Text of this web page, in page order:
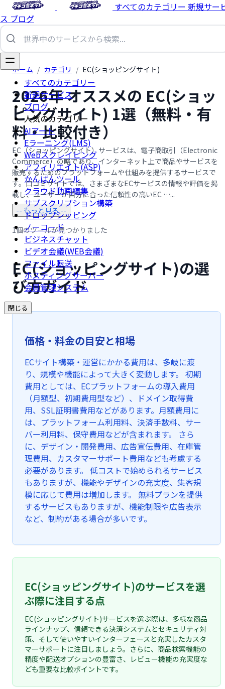
すべてのカテゴリー 新規サー
ス ブログ
すべてのカテゴリー
新規サービス
ブログ
人気のカテゴリー
AIアート
Eラーニング(LMS)
Webスクレイピング
アフィリエイト(ASP)
かんばんツール
クラウド動画編集
サブスクリプション構築
ドロップシッピング
ノーコード
ビジネスチャット
ビデオ会議(WEB会議)
ファイル転送
ホスティングサーバー
会員管理システム
閉じる
ホーム / カテゴリ / EC(ショッピングサイト)
2026年 オススメの EC(ショッ
ピングサイト) 1選（無料・有
料・比較付き）
EC（ショッピングサイト）サービスは、電子商取引（Electronic
Commerce）の略であり、インターネット上で商品やサービスを
販売するためのプラットフォームや仕組みを提供するサービスで
す。口コミサイトでは、さまざまなECサービスの情報や評価を掲
載し、ユーザーが自分に合った信頼性の高いEC …...
-- もっと見る --
1個のツールが見つかりました
EC(ショッピングサイト)の選
び方ガイド
価格・料金の目安と相場
ECサイト構築・運営にかかる費用は、多岐に渡
り、規模や機能によって大きく変動します。 初期
費用としては、ECプラットフォームの導入費用
（月額型、初期費用型など）、ドメイン取得費
用、SSL証明書費用などがあります。月額費用に
は、プラットフォーム利用料、決済手数料、サー
バー利用料、保守費用などが含まれます。 さら
に、デザイン・開発費用、広告宣伝費用、在庫管
理費用、カスタマーサポート費用なども考慮する
必要があります。 低コストで始められるサービス
もありますが、機能やデザインの充実度、集客規
模に応じて費用は増加します。 無料プランを提供
するサービスもありますが、機能制限や広告表示
など、制約がある場合が多いです。
EC(ショッピングサイト)のサービスを選
ぶ際に注目する点
EC(ショッピングサイト)サービスを選ぶ際は、多様な商品
ラインナップ、信頼できる決済システムとセキュリティ対
策、そして使いやすいインターフェースと充実したカスタ
マーサポートに注目しましょう。さらに、商品検索機能の
精度や配送オプションの豊富さ、レビュー機能の充実度な
ども重要な比較ポイントです。